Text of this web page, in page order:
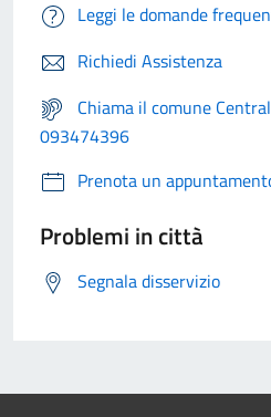
Leggi le domande
Richiedi Assistenza
Chiama il comune
093474396
Prenota un
Problemi in città
Segnala disservizio